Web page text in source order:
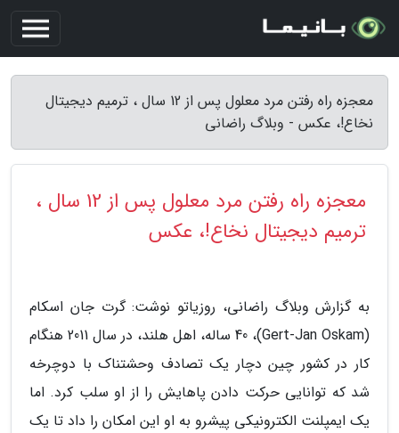
معجزه راه رفتن مرد معلول پس از 12 سال ، ترمیم دیجیتال
نخاع!، عکس - وبلاگ راضانی
معجزه راه رفتن مرد معلول پس از 12 سال ،
ترمیم دیجیتال نخاع!، عکس
به گزارش وبلاگ راضانی، روزیاتو نوشت: گرت جان اسکام
(Gert-Jan Oskam)، 40 ساله، اهل هلند، در سال 2011 هنگام
کار در کشور چین دچار یک تصادف وحشتناک با دوچرخه
شد که توانایی حرکت دادن پاهایش را از او سلب کرد. اما
یک ایمپلنت الکترونیکی پیشرو به او این امکان را داد تا یک